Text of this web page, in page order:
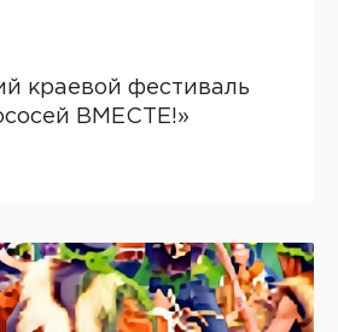
краевой фестиваль
ВМЕСТЕ!»